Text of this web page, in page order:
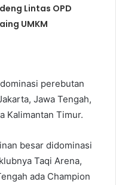
Lintas OPD
UMKM
perebutan
Jawa Tengah,
Kalimantan Timur.
besar didominasi
Taqi Arena,
ada Champion